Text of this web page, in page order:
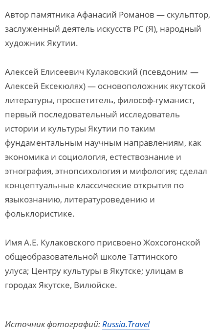
Автор памятника Афанасий Романов — скульптор,
заслуженный деятель искусств РС (Я), народный
художник Якутии.
Алексей Елисеевич Кулаковский (псевдоним —
Алексей Ексекюлях) — основоположник якутской
литературы, просветитель, философ-гуманист,
первый последовательный исследователь
истории и культуры Якутии по таким
фундаментальным научным направлениям, как
экономика и социология, естествознание и
этнография, этнопсихология и мифология; сделал
концептуальные классические открытия по
языкознанию, литературоведению и
фольклористике.
Имя А.Е. Кулаковского присвоено Жохсогонской
общеобразовательной школе Таттинского
улуса; Центру культуры в Якутске; улицам в
городах Якутске, Вилюйске.
Источник фотографий:Russia.Travel